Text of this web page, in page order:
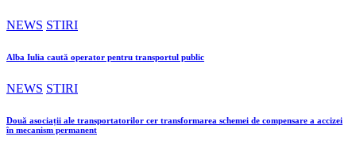
NEWS STIRI
Alba Iulia caută operator pentru transportul public
NEWS STIRI
Două asociații ale transportatorilor cer transformarea schemei de compensare a accizei
în mecanism permanent